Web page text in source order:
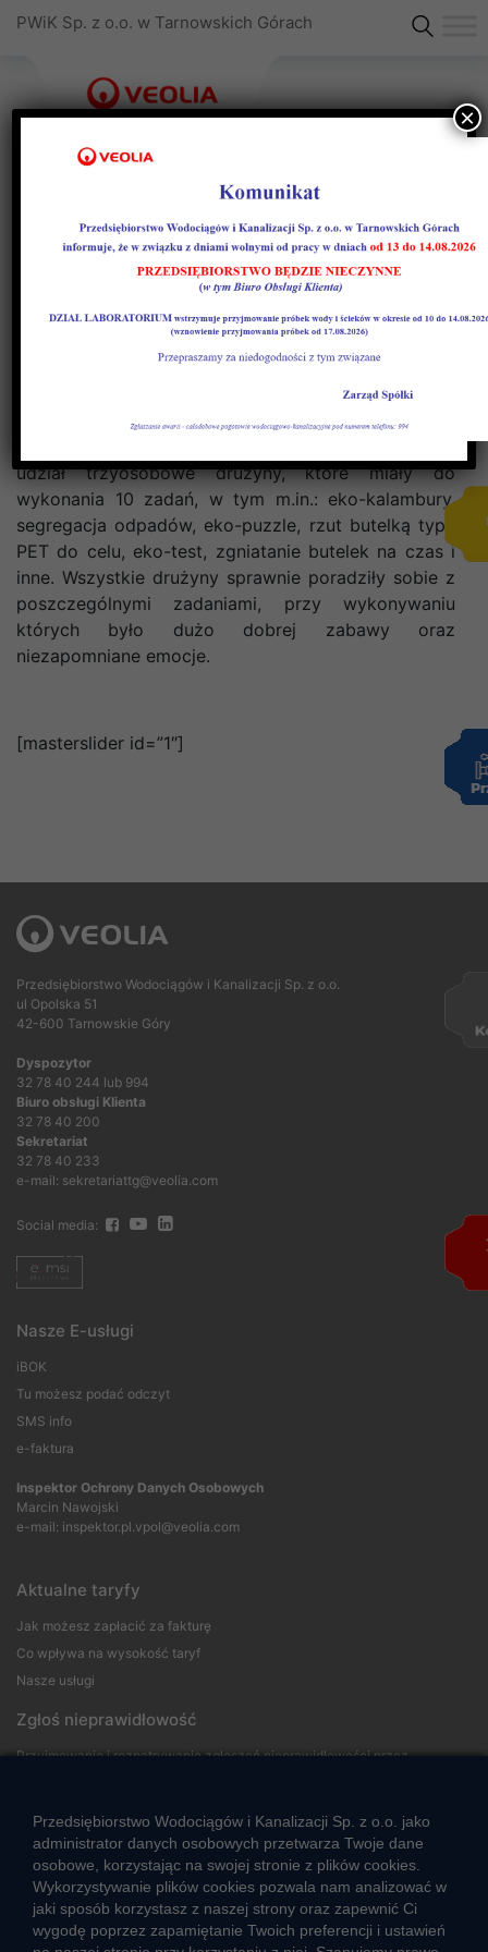
PWiK Sp. z o.o. w Tarnowskich Górach
VII sportowy eko-turniej
Impreza odbyła się 19 października w Tarnogórskim
Centrum Kultury i została zorganizowana w ramach
Rocznego Programu Edukacji Ekologicznej Gminy
Tarnowskie Góry na 2016 r. W turnieju uczestniczyła
młodzież z 11 tarnogórskich szkół podstawowych i
udział trzyosobowe drużyny, które miały do
wykonania 10 zadań, w tym m.in.: eko-kalambury,
segregacja odpadów, eko-puzzle, rzut butelką typu
PET do celu, eko-test, zgniatanie butelek na czas i
inne. Wszystkie drużyny sprawnie poradziły sobie z
poszczególnymi zadaniami, przy wykonywaniu
których było dużo dobrej zabawy oraz
niezapomniane emocje.
[masterslider id=”1″]
Przedsiębiorstwo Wodociągów i Kanalizacji Sp. z o.o.
ul Opolska 51
42-600 Tarnowskie Góry
Dyspozytor
32 78 40 244 lub 994
Biuro obsługi Klienta
32 78 40 200
Sekretariat
32 78 40 233
e-mail: sekretariattg@veolia.com
Social media:
Nasze E-usługi
iBOK
Tu możesz podać odczyt
SMS info
e-faktura
Inspektor Ochrony Danych Osobowych
Marcin Nawojski
e-mail: inspektor.pl.vpol@veolia.com
Aktualne taryfy
Jak możesz zapłacić za fakturę
Co wpływa na wysokość taryf
Nasze usługi
Zgłoś nieprawidłowość
Przyjmowanie i rozpatrywanie zgłoszeń nieprawidłowości przez
Strefa klienta
Aktualności
Informacja o jakości wody
Informacje o przerwach w dostawie wody
×
Przedsiębiorstwo Wodociągów i Kanalizacji Sp. z o.o. jako
administrator danych osobowych przetwarza Twoje dane
osobowe, korzystając na swojej stronie z plików cookies.
Wykorzystywanie plików cookies pozwala nam analizować w
jaki sposób korzystasz z naszej strony oraz zapewnić Ci
wygodę poprzez zapamiętanie Twoich preferencji i ustawień